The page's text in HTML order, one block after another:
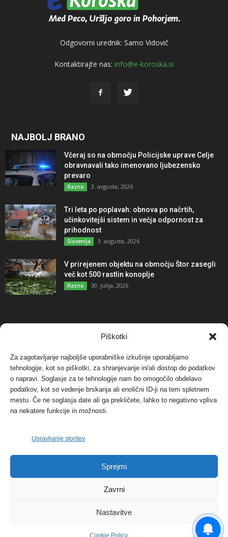
Piškotki
Za zagotavljanje najboljše uporabniške izkušnje uporabljamo
tehnologije, kot so piškotki, za shranjevanje in/ali dostop do podatkov
o napravi. Soglasje za te tehnologije nam bo omogočilo obdelavo
podatkov, kot so vedenje brskanja ali enolični ID-ji na tem spletnem
mestu. Če ne soglasja date ali ga prekličete, lahko to negativno vpliva
na nekatere funkcije in možnosti.
Upravljanje storitev
Sprejmi
Zavrni
Nastavitve
Cookie Policy
Odgovorni urednik: Samo Vidovič
Kontaktirajte nas: info@e-koroska.si
NAJBOLJ BRANO
Včeraj so na območju Policijske uprave Celje
obravnavali tako imenovano ljubezensko
prevaro
Razno 3. avgusta, 2026
Tri leta po poplavah: obnova po načrtih,
učinkovitejši sistem in večja odpornost za
prihodnost
Slovenija 3. avgusta, 2026
V prirejenem objektu na območju Štor zasegli
več kot 500 rastlin konoplje
Razno 30. julija, 2026
NAJBOLJ KOMENTIRANO
Protest proti vetrnim elektrarnam na Ojstrici, v
svetu pa vedno bolj...
Dogodki 12. maja, 2017
Tožilstvo v Celovcu v korist elektrarnam
Verbund
FOTO: Razstava cvetličarskega mojstra Andreja
Dogodki 27. novembra, 2017